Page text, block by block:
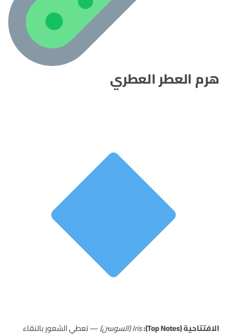
هرم العطر العطري
الافتتاحية (Top Notes): Iris (السوسن)
— تعطي الشعور بالنقاء